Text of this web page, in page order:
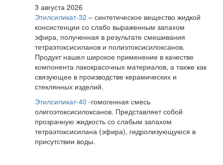
3 августа 2026
Этилсиликат-32 – синтетическое вещество жидкой
консистенции со слабо выраженным запахом
эфира, полученная в результате смешивания
тетpаэтоксисиланов и полиэтоксисилоксанов.
Продукт нашел широкое применение в качестве
компонента лакокрасочных материалов, а также как
связующее в производстве керамических и
стеклянных изделий.
Этилсиликат-40 -гомогенная смесь
олигоэтоксисилоксанов. Представляет собой
прозрачную жидкость со слабым запахом
тетраэтоксисилана (эфира), гидролизующуюся в
присутствии воды.